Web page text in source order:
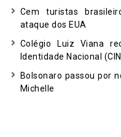
Cem turistas
ataque dos EUA
Colégio Luiz Viana
Identidade Nacional
Bolsonaro passou por
Michelle